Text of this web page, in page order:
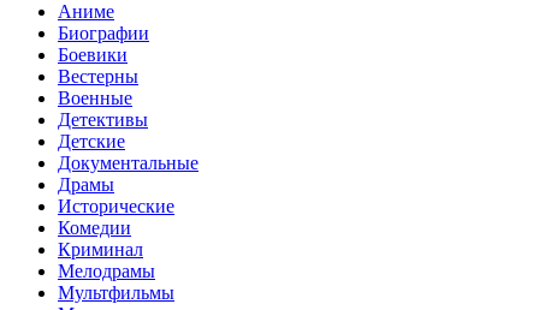
Аниме
Биографии
Боевики
Вестерны
Военные
Детективы
Детские
Документальные
Драмы
Исторические
Комедии
Криминал
Мелодрамы
Мультфильмы